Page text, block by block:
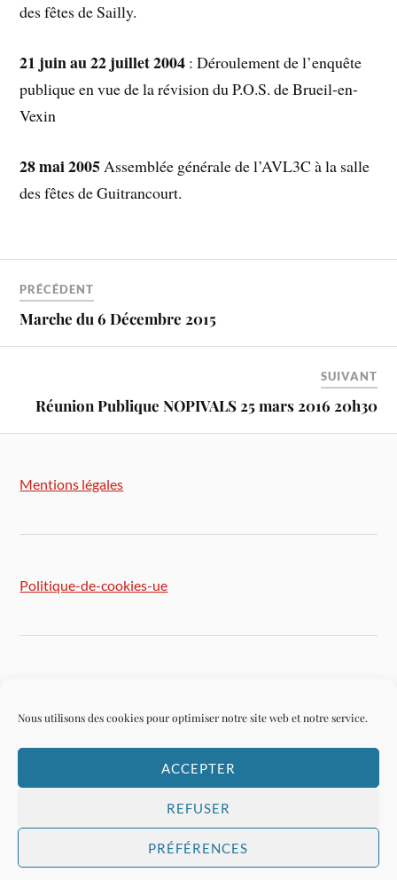
Nous utilisons des cookies pour optimiser notre site web et notre service.
ACCEPTER
REFUSER
PRÉFÉRENCES
des fêtes de Sailly.
21 juin au 22 juillet 2004 : Déroulement de l’enquête
publique en vue de la révision du P.O.S. de Brueil-en-
Vexin
28 mai 2005Assemblée générale de l’AVL3C à la salle
des fêtes de Guitrancourt.
PRÉCÉDENT
Marche du 6 Décembre 2015
SUIVANT
Réunion Publique NOPIVALS 25 mars 2016 20h30
Mentions légales
Politique-de-cookies-ue
Connexion
&